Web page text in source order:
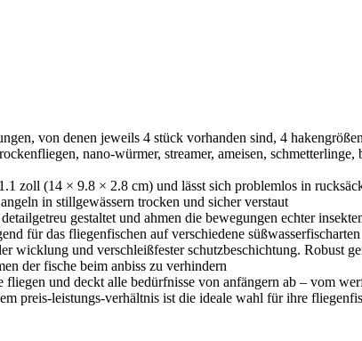
von denen jeweils 4 stück vorhanden sind, 4
nano-würmer, streamer, ameisen,
zoll (14 × 9.8 × 2.8 cm) und lässt sich problemlos in
in stillgewässern trocken und sicher verstaut
gestaltet und ahmen die bewegungen echter
für das fliegenfischen auf verschiedene süßwasserfischarten
wicklung und verschleißfester schutzbeschichtung. Robust
der fische beim anbiss zu verhindern
und deckt alle bedürfnisse von anfängern ab – vom
preis-leistungs-verhältnis ist die ideale wahl für ihre